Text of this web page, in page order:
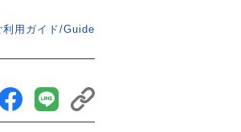
利用ガイド/Guide